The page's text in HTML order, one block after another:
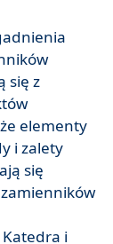
się z
elementy
i zalety
się
i